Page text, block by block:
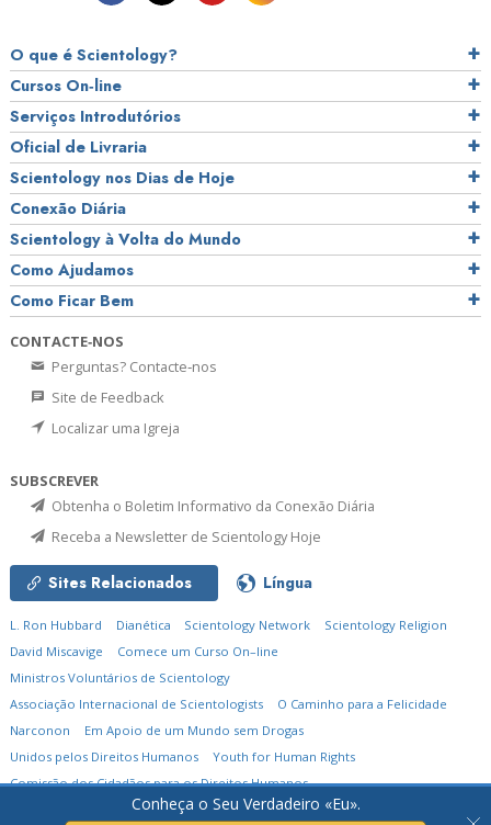
Conheça o Seu Verdadeiro «Eu».
O que é Scientology?
Cursos On‑line
Serviços Introdutórios
Oficial de Livraria
Scientology nos Dias de Hoje
Conexão Diária
Scientology à Volta do Mundo
Como Ajudamos
Como Ficar Bem
CONTACTE‑NOS
Perguntas? Contacte‑nos
Site de Feedback
Localizar uma Igreja
SUBSCREVER
Obtenha o Boletim Informativo da Conexão Diária
Receba a Newsletter de Scientology Hoje
Sites Relacionados Língua
L. Ron Hubbard Dianética Scientology Network
Scientology Religion
David Miscavige
Comece um Curso On–line
Ministros Voluntários de Scientology
Associação Internacional de Scientologists
O Caminho para a Felicidade
Narconon
Em Apoio de um Mundo sem Drogas
Unidos pelos Direitos Humanos
Youth for Human Rights
Comissão dos Cidadãos para os Direitos Humanos
Igreja de Scientology Internacional.Todos os Direitos Reservados.